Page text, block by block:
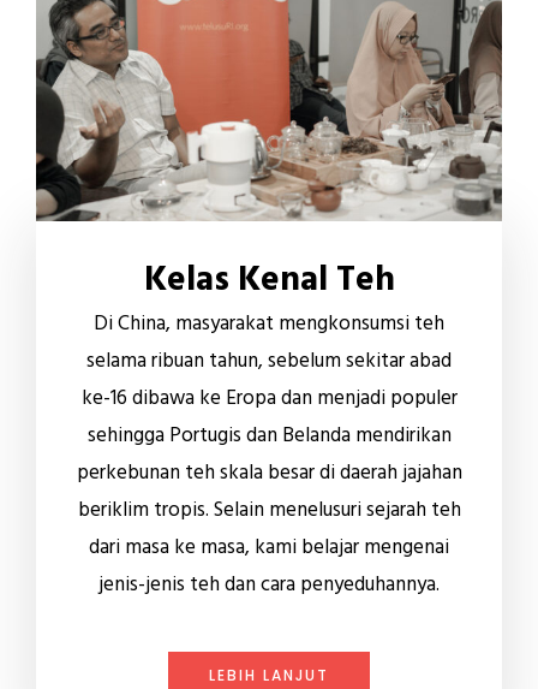
Kelas Kenal Teh
Di China, masyarakat mengkonsumsi teh
selama ribuan tahun, sebelum sekitar abad
ke-16 dibawa ke Eropa dan menjadi populer
sehingga Portugis dan Belanda mendirikan
perkebunan teh skala besar di daerah jajahan
beriklim tropis. Selain menelusuri sejarah teh
dari masa ke masa, kami belajar mengenai
jenis-jenis teh dan cara penyeduhannya.
LEBIH LANJUT